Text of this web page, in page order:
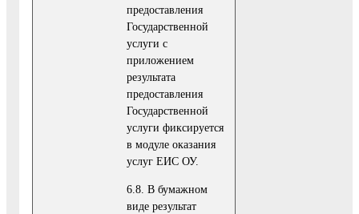
предоставления
Государственной
услуги с
приложением
результата
предоставления
Государственной
услуги фиксируется
в модуле оказания
услуг ЕИС ОУ.
6.8. В бумажном
виде результат